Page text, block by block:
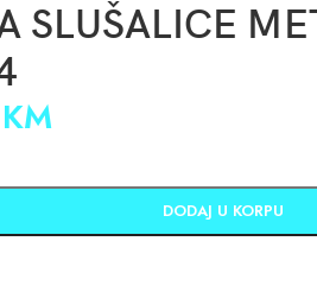
SLUŠALICE
KM
DODAJ U KORPU